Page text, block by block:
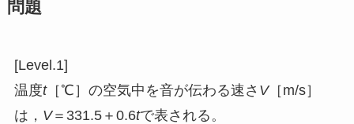
問題
[Level.1]
温度t［℃］の空気中を音が伝わる速さ V［m/s］
は， V＝331.5＋0.6tで表される。